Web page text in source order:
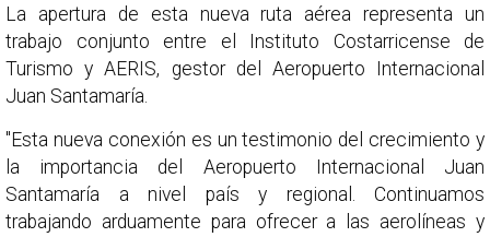
La apertura de esta nueva ruta aérea representa un
trabajo conjunto entre el Instituto Costarricense de
Turismo y AERIS, gestor del Aeropuerto Internacional
Juan Santamaría.
"Esta nueva conexión es un testimonio del crecimiento y
la importancia del Aeropuerto Internacional Juan
Santamaría a nivel país y regional. Continuamos
trabajando arduamente para ofrecer a las aerolíneas y